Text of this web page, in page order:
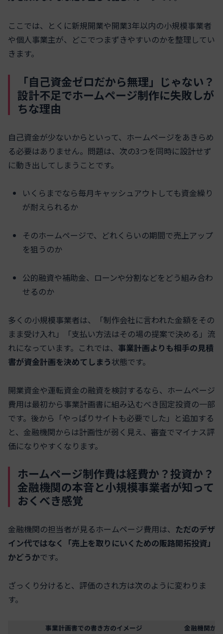
ここでは、とくに新規開業や開業3年以内の小規模事業者
や個人事業主が、どこでつまずきやすいのかを整理してい
きます。
「自己資金ゼロだから無理」じゃない？
設計不足でホームページ制作に失敗しが
ちな理由
自己資金が少ないからといって、ホームページをあきらめ
る必要はありません。問題は、次の3つを同時に設計せず
に動き出してしまうことです。
いくらまでなら毎月キャッシュアウトしても資金繰り
が耐えられるか
そのホームページで、どれくらいの期間で売上アップ
を狙うのか
公的融資や補助金、ローンや分割などをどう組み合わ
せるのか
多くの小規模事業者は、「制作会社に言われた金額をその
まま受け入れ」「支払い方法はその場の提案で決める」流
れになっています。これでは、 事業計画よりも相手の見積
書が資金計画を決めてしまう状態です。
開業資金や運転資金の融資を検討するなら、ホームページ
費用は最初から事業計画書に組み込むべき固定投資の一部
です。後から「やっぱりサイトも必要でした」と追加する
と、金融機関からは計画性が弱く見え、審査でマイナス評
価になりやすくなります。
ホームページ制作費は経費か？投資か？
金融機関の本音と小規模事業者が知って
おくべき感覚
金融機関の担当者が見るホームページ費用は、 ただのデザ
イン代ではなく「売上を取りにいくための販路開拓投資」
かどうかです。
ざっくり分けると、評価のされ方は次のように変わりま
す。
事業計画書での書き方のイメージ
金融機関か